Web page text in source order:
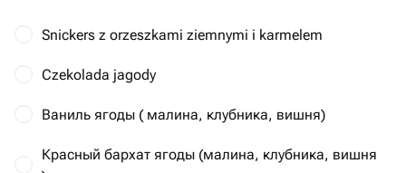
Snickers z orzeszkami ziemnymi i karmelem
Czekolada jagody
Ваниль ягоды ( малина, клубника, вишня)
Красный бархат ягоды (малина, клубника, вишня